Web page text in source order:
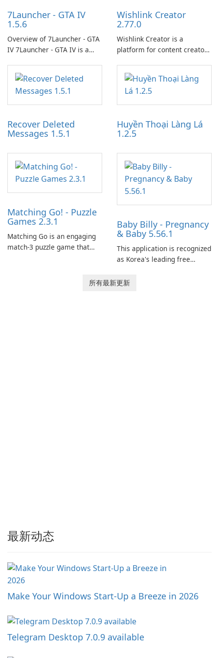
7Launcher - GTA IV
1.5.6
Overview of 7Launcher - GTA
IV 7Launcher - GTA IV is a
application designed to
optimize the gaming
experience for Grand Theft
Auto IV.
Wishlink Creator
2.77.0
Wishlink Creator is a
platform for content creators
work through built-in brand
partnerships and integrated
tools for content distribution
and audience engagement.
Recover Deleted
Messages 1.5.1
Huyền Thoại Làng Lá
1.2.5
Matching Go! - Puzzle
Games 2.3.1
Matching Go is an engaging
match-3 puzzle game that
Baby Billy - Pregnancy
& Baby 5.56.1
This application is recognized
as Korea's leading free
baby tracking, offering
所有最新更新
最新动态
Make Your Windows Start-Up a Breeze in 2026
Telegram Desktop 7.0.9 available